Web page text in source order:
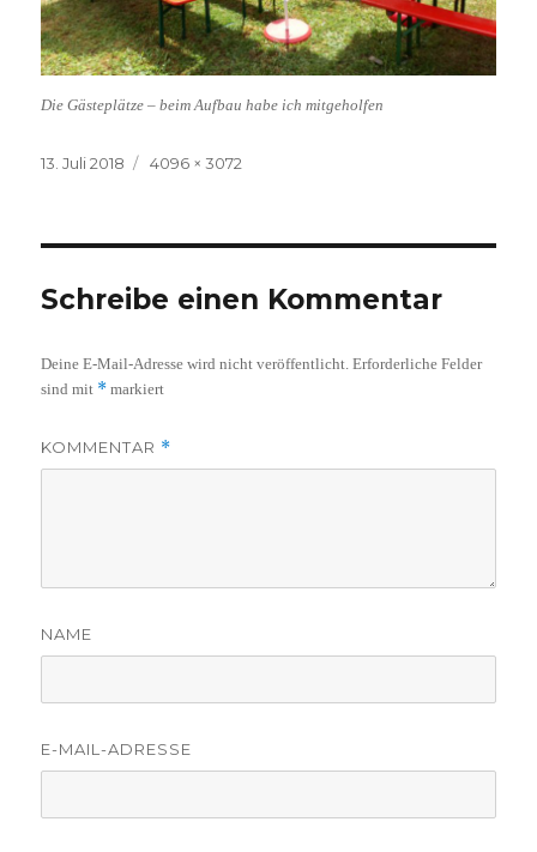
Die Gästeplätze – beim Aufbau habe ich mitgeholfen
Veröffentlicht
13. Juli 2018
Volle
4096 × 3072
Schreibe einen Kommentar
Deine E-Mail-Adresse wird nicht veröffentlicht. Erforderliche Felder
sind mit * markiert
KOMMENTAR *
NAME
E-MAIL-ADRESSE